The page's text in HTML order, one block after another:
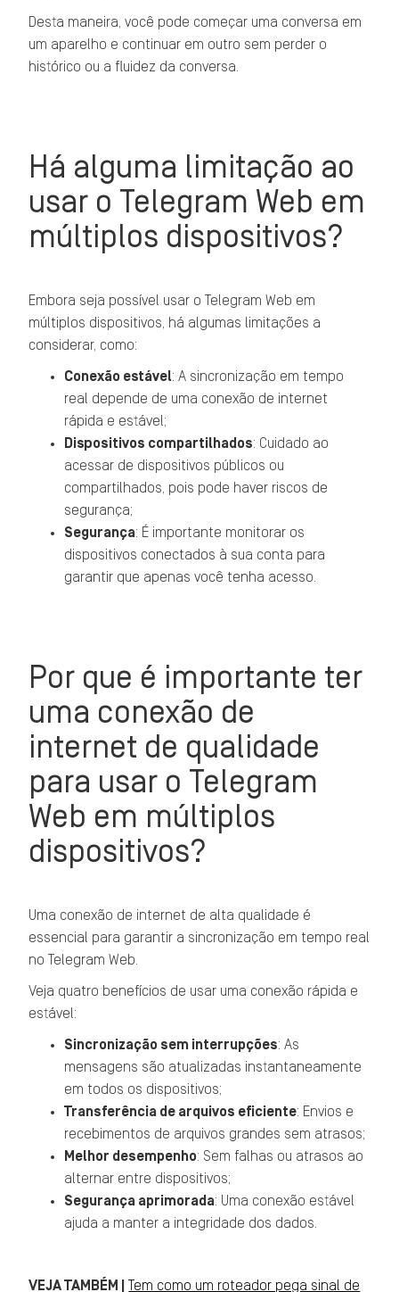
Desta maneira, você pode começar uma conversa em
um aparelho e continuar em outro sem perder o
histórico ou a fluidez da conversa.
Há alguma limitação ao
usar o Telegram Web em
múltiplos dispositivos?
Embora seja possível usar o Telegram Web em
múltiplos dispositivos, há algumas limitações a
considerar, como:
Conexão estável: A sincronização em tempo
real depende de uma conexão de internet
rápida e estável;
Dispositivos compartilhados: Cuidado ao
acessar de dispositivos públicos ou
compartilhados, pois pode haver riscos de
segurança;
Segurança: É importante monitorar os
dispositivos conectados à sua conta para
garantir que apenas você tenha acesso.
Por que é importante ter
uma conexão de
internet de qualidade
para usar o Telegram
Web em múltiplos
dispositivos?
Uma conexão de internet de alta qualidade é
essencial para garantir a sincronização em tempo real
no Telegram Web.
Veja quatro benefícios de usar uma conexão rápida e
estável:
Sincronização sem interrupções: As
mensagens são atualizadas instantaneamente
em todos os dispositivos;
Transferência de arquivos eficiente: Envios e
recebimentos de arquivos grandes sem atrasos;
Melhor desempenho: Sem falhas ou atrasos ao
alternar entre dispositivos;
Segurança aprimorada: Uma conexão estável
ajuda a manter a integridade dos dados.
VEJA TAMBÉM | Tem como um roteador pega sinal de